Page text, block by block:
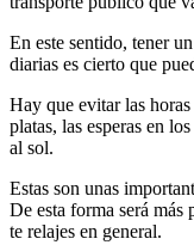
En este sentido, tener
diarias es cierto que
Hay que evitar las
platas, las esperas en
al sol.
Estas son unas
De esta forma será más
te relajes en general.